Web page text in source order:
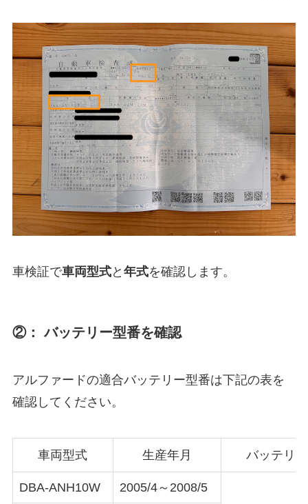
車検証で車両型式と 年式を確認します。
②： バッテリー型番を確認
アルファードの適合バッテリー型番は下記の表を
確認してください。
車両型式 生産年月 バッテリ
DBA-ANH10W 2005/4～2008/5